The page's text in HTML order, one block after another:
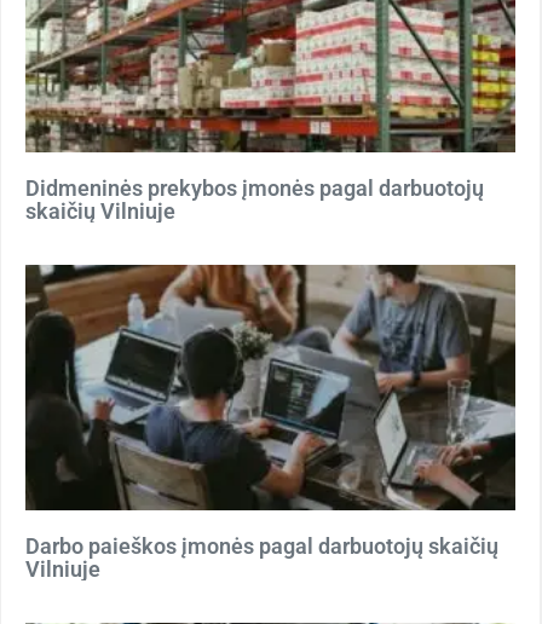
Didmeninės prekybos įmonės pagal darbuotojų
skaičių Vilniuje
Darbo paieškos įmonės pagal darbuotojų skaičių
Vilniuje